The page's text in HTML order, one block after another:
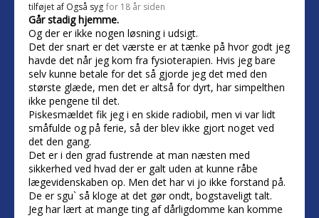
tilføjet af Også syg for 18 år siden
Går stadig hjemme.
Og der er ikke nogen løsning i udsigt.
Det der snart er det værste er at tænke på hvor godt jeg
havde det når jeg kom fra fysioterapien. Hvis jeg bare
selv kunne betale for det så gjorde jeg det med den
største glæde, men det er altså for dyrt, har simpelthen
ikke pengene til det.
Piskesmældet fik jeg i en skide radiobil, men vi var lidt
småfulde og på ferie, så der blev ikke gjort noget ved
det den gang.
Det er i den grad fustrende at man næsten med
sikkerhed ved hvad der er galt uden at kunne råbe
lægevidenskaben op. Men det har vi jo ikke forstand på.
De er sgu` så kloge at det gør ondt, bogstaveligt talt.
Jeg har lært at mange ting af dårligdomme kan komme